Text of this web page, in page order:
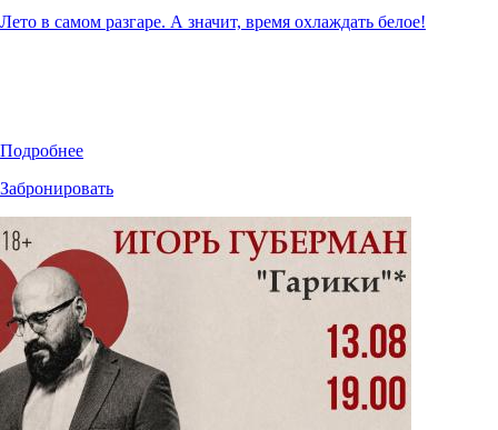
Лето в самом разгаре. А значит, время охлаждать белое!
Подробнее
Забронировать